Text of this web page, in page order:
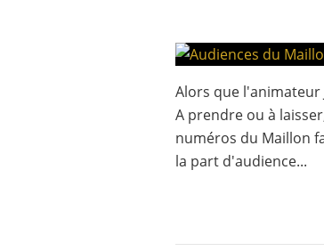
Alors que l'animateur
A prendre ou à
numéros du Maillon
la part d'audience...